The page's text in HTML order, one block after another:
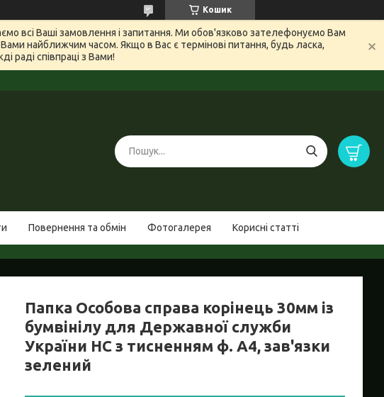
Кошик
всі Ваші замовлення і запитання. Ми обов'язково зателефонуємо Вам
найближчим часом. Якщо в Вас є термінові питання, будь ласка,
раді співпраці з Вами!
Повернення та обмін Фотогалерея Корисні статті
Папка Особова справа корінець 30мм із
бумвінілу для Державної служби
України НС з тисненням ф. А4, зав'язки
зелений